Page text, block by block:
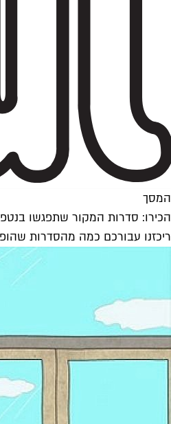
המסך
הכירו: סדרות המקור שתפגשו
ריכזנו עבורכם כמה מהסדרות